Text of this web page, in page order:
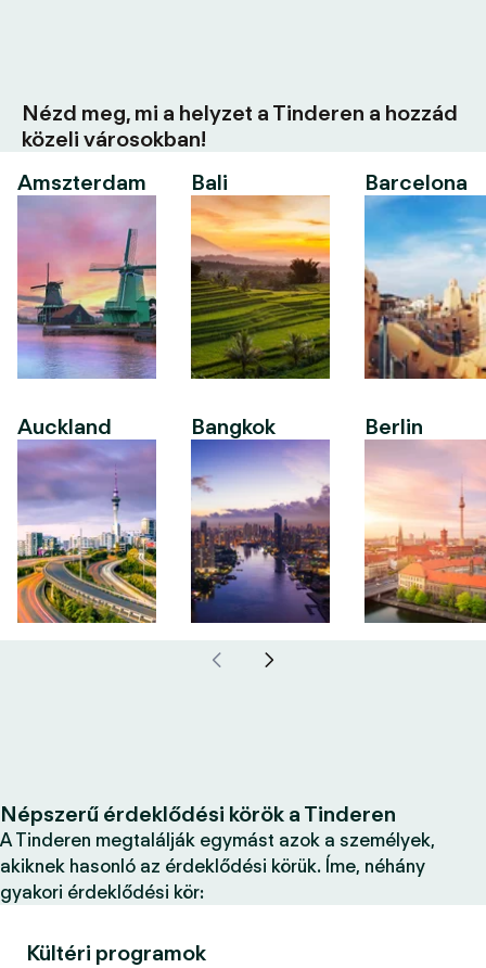
Nézd meg, mi a helyzet a Tinderen a hozzád
közeli városokban!
Amszterdam
Auckland
Bali
Bangkok
Barcelona
Berlin
Népszerű érdeklődési körök a Tinderen
A Tinderen megtalálják egymást azok a személyek,
akiknek hasonló az érdeklődési körük. Íme, néhány
gyakori érdeklődési kör:
Kültéri programok